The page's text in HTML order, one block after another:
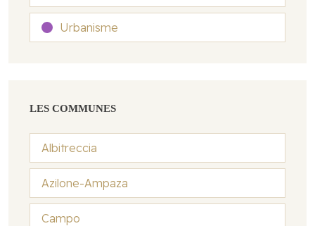
Urbanisme
LES COMMUNES
Albitreccia
Azilone-Ampaza
Campo